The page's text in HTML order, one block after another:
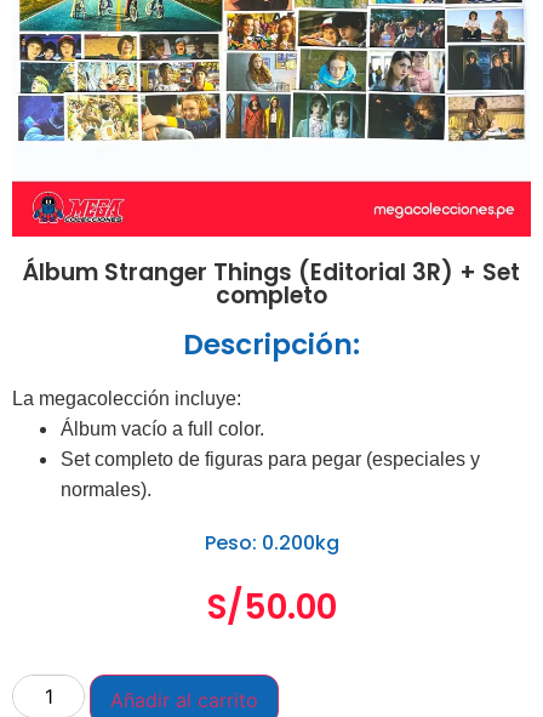
Álbum Stranger Things (Editorial 3R) + Set
completo
Descripción:
La megacolección incluye:
Álbum vacío a full color.
Set completo de figuras para pegar (especiales y
normales).
Peso: 0.200kg
S/50.00
Añadir al carrito